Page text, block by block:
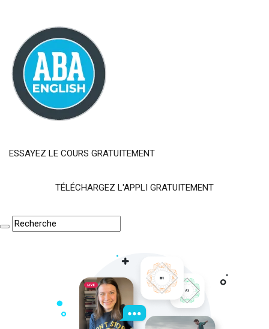
ESSAYEZ LE COURS GRATUITEMENT
TÉLÉCHARGEZ L'APPLI GRATUITEMENT